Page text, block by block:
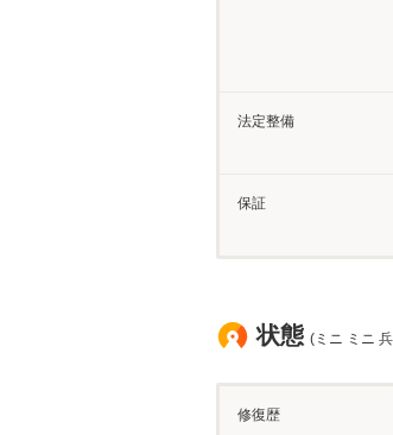
法定整備
保証
状態 (ミニ ミニ
修復歴